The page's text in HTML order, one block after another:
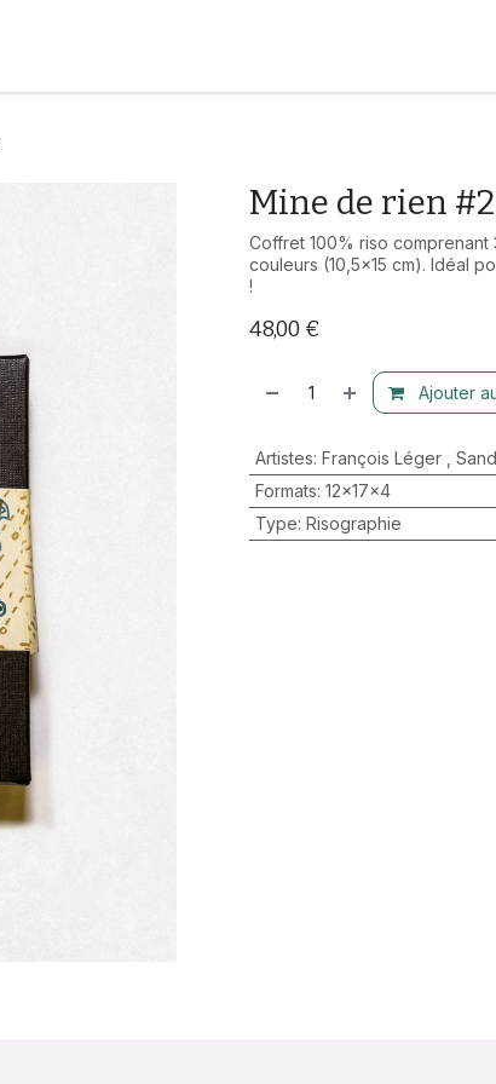
Mine de rien #2
Coffret 100% riso
couleurs (10,5x15 cm). Idéal
!
48,00 €
Ajouter
Artistes: François Léger,
Formats: 12x17x4
Type: Risographie